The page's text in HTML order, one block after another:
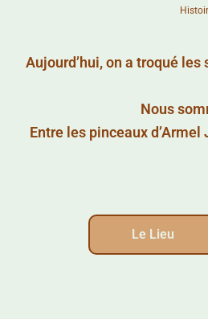
Aujourd’hui, on a troqué
Nous
Entre les pinceaux
Le Lieu